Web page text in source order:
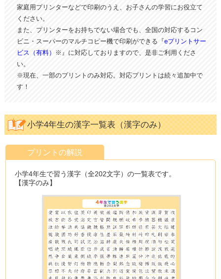
家庭用プリンターなどで印刷のうえ、お子さんの学習にお役立て
ください。
また、プリンターをお持ちでない場合でも、全国の対応するコン
ビニ・スーパーのマルチコピー機で印刷ができる『eプリントサー
ビス（有料）
※』に対応しておりますので、是非ご利用くださ
い。
※現在、一部のプリントのみ対応。対応プリントは続々追加中で
す！
小学4年生の漢字一覧表（漢字のみ）
プリントの解説
小学4年生で習う漢字（全202文字）の一覧表です。
【漢字のみ】